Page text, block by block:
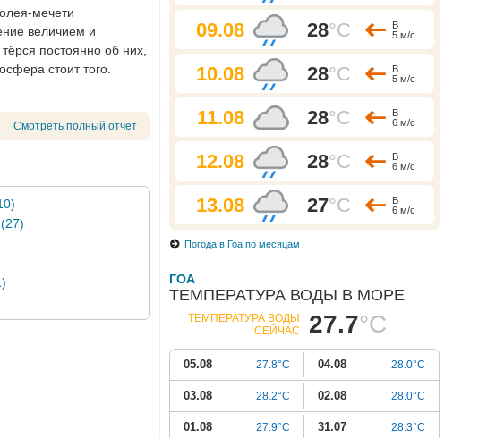
мечети
величием и
постоянно об них,
стоит того.
Смотреть полный отчет
09.08 28°C
В
5 м/с
10.08 28°C
В
5 м/с
11.08 28°C
В
6 м/с
12.08 28°C
В
6 м/с
13.08 27°C
В
6 м/с
Погода в Гоа по месяцам
ГОА
ТЕМПЕРАТУРА ВОДЫ В МОРЕ
ТЕМПЕРАТУРА ВОДЫ
СЕЙЧАС
27.7°C
05.08 27.8°C 04.08 28.0°C
03.08 28.2°C 02.08 28.0°C
01.08 27.9°C 31.07 28.3°C